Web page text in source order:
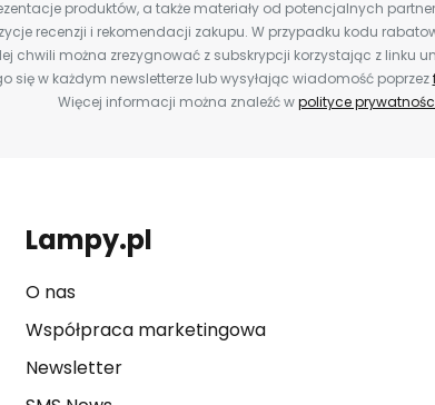
produktów, a także materiały od potencjalnych
recenzji i rekomendacji zakupu. W przypadku kodu
chwili można zrezygnować z subskrypcji korzystając z linku
się w każdym newsletterze lub wysyłając wiadomość poprzez
Więcej informacji można znaleźć wpolityce
Lampy.pl
O nas
Współpraca marketingowa
Newsletter